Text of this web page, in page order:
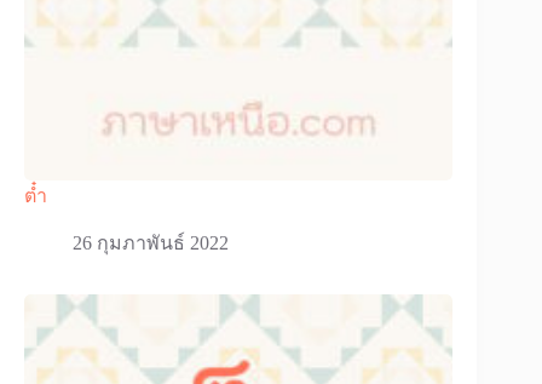
ต๋ำ
26 กุมภาพันธ์ 2022